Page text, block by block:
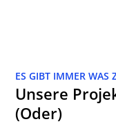
ES GIBT IMMER WAS
Unsere
(Oder)